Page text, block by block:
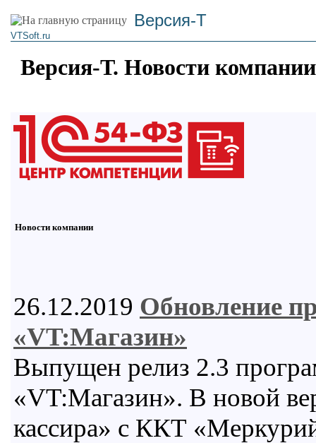
Версия-Т
VTSoft.ru
Версия-Т. Новости компании
Новости компании
26.12.2019 Обновление
«VT:Магазин»
Выпущен релиз 2.3
«VT:Магазин». В новой
кассира» с ККТ